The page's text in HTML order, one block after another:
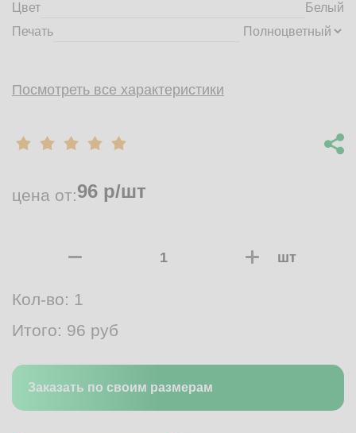
материалов с сайта строго запрещено.
Цвет
Белый
Печать
Посмотреть все характеристики
цена от:96 р/шт
шт
Кол-во: 1
Итого: 96 руб
Заказать по своим размерам